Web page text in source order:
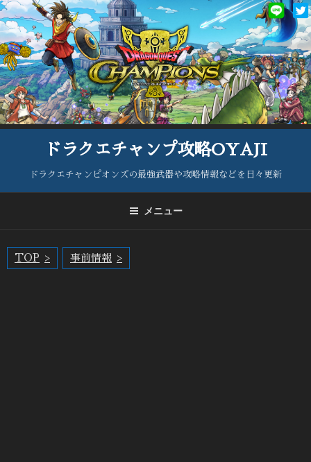
コ
ン
テ
ン
ツ
へ
ス
キ
ドラクエチャンプ攻略OYAJI
ドラクエチャンピオンズの最強武器や攻略情報などを日々更新
メニュー
TOP 事前情報